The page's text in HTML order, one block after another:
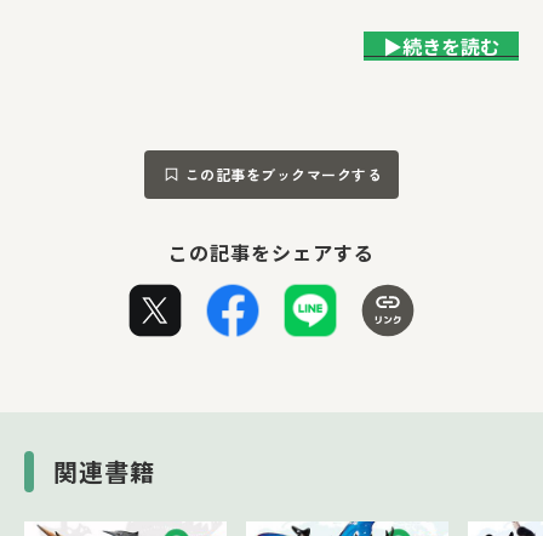
▶続きを読む
この記事をブックマークする
この記事をシェアする
関連書籍